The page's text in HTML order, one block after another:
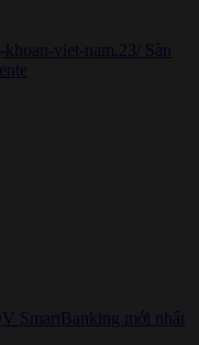
viet-nam.23/ Sàn
SmartBanking mới nhất